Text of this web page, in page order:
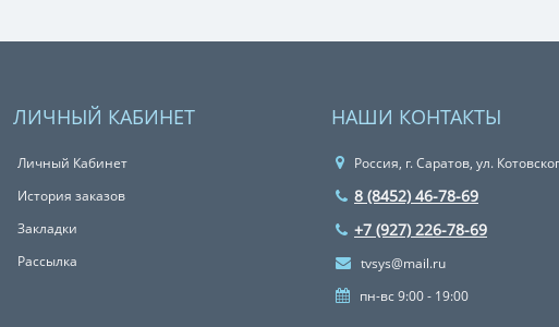
ЛИЧНЫЙ КАБИНЕТ
Личный Кабинет
История заказов
Закладки
Рассылка
НАШИ КОНТАКТЫ
Россия, г. Саратов, ул.
8 (8452) 46-78-69
+7 (927) 226-78-69
tvsys@mail.ru
пн-вс 9:00 - 19:00